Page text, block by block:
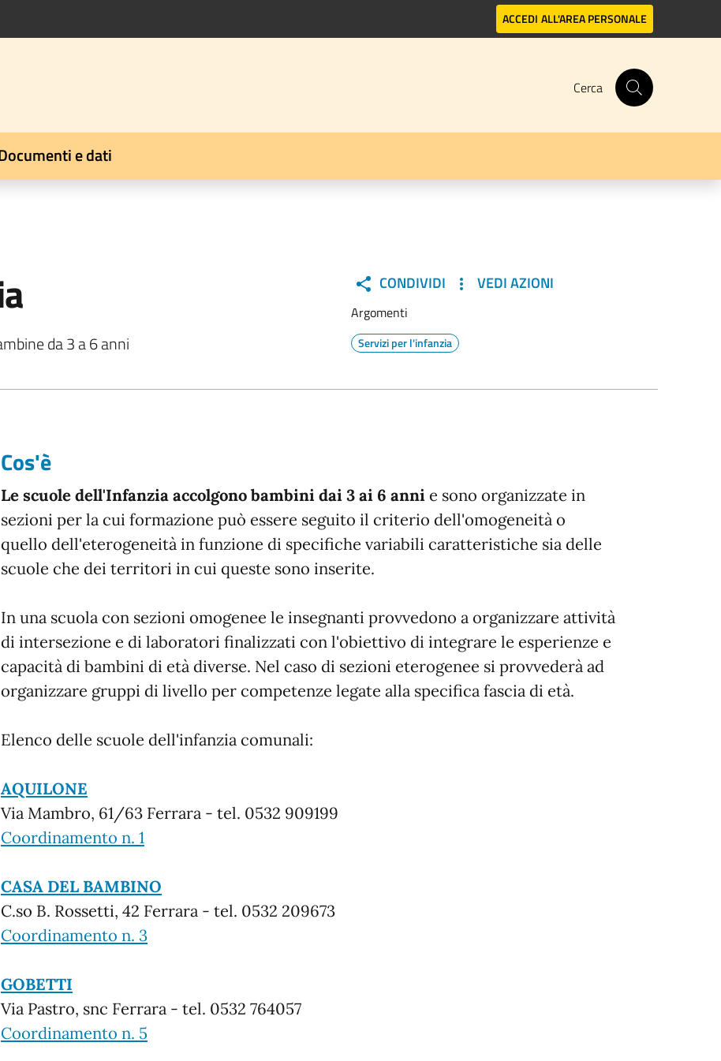
ACCEDI ALL'AREA PERSONALE
Cerca
e dati
da 3 a 6 anni
CONDIVIDI VEDI AZIONI
Argomenti
Servizi per l'infanzia
Cos'è
Le scuole dell'Infanzia accolgono bambini dai 3 ai 6 annie sono organizzate in
sezioni per la cui formazione può essere seguito il criterio dell'omogeneità o
quello dell'eterogeneità in funzione di specifiche variabili caratteristiche sia delle
scuole che dei territori in cui queste sono inserite.
In una scuola con sezioni omogenee le insegnanti provvedono a organizzare attività
di intersezione e di laboratori finalizzati con l'obiettivo di integrare le esperienze e
capacità di bambini di età diverse. Nel caso di sezioni eterogenee si provvederà ad
organizzare gruppi di livello per competenze legate alla specifica fascia di età.
Elenco delle scuole dell'infanzia comunali:
AQUILONE
Via Mambro, 61/63 Ferrara - tel. 0532 909199
Coordinamento n. 1
CASA DEL BAMBINO
C.so B. Rossetti, 42 Ferrara - tel. 0532 209673
Coordinamento n. 3
GOBETTI
Via Pastro, snc Ferrara - tel. 0532 764057
Coordinamento n. 5